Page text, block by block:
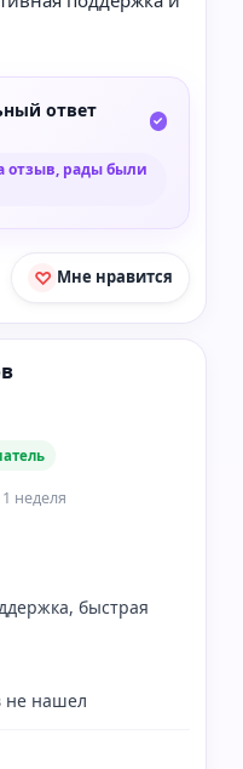
ответ
отзыв, рады были
Мне нравится
неделя
быстрая
не нашел